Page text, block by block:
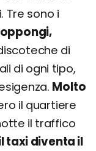
Tre sono i
di
di ogni tipo,
Molto
il quartiere
il traffico
taxi diventa il